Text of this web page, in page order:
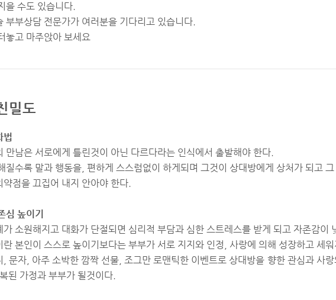
을 수도 있습니다.
부부상담 전문가가 여러분을 기다리고 있습니다.
놓고 마주앉아 보세요
밀도
법
만남은 서로에게 틀린것이 아닌 다르다라는 인식에서 출발해야 한다.
질수록 말과 행동을, 편하게 스스럼없이 하게되며 그것이 상대방에게 상처가 되고
약점을 끄집어 내지 안아야 한다.
심 높이기
가 소원해지고 대화가 단절되면 심리적 부담과 심한 스트레스를 받게 되고 자존감이
란 본인이 스스로 높이기보다는 부부가 서로 지지와 인정, 사랑에 의해 성장하고 세
, 문자, 아주 소박한 깜짝 선물, 조그만 로맨틱한 이벤트로 상대방을 향한 관심과 사
된 가정과 부부가 될것이다.